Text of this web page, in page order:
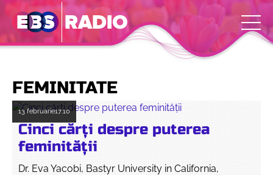
FEMINITATE
13 februarie17:10
Cinci cărţi despre puterea
feminităţii
Dr. Eva Yacobi, Bastyr University in California,